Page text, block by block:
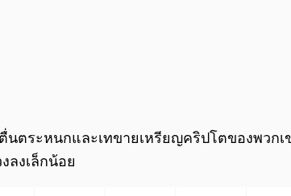
ตระหนกและเทขายเหรียญคริปโตของพวกเ
ลงเล็กน้อย